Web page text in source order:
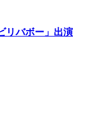
リバボー」出演